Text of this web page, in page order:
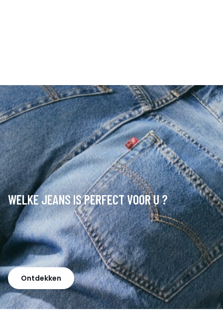
WELKE JEANS IS PERFECT VOOR U ?
Ontdekken